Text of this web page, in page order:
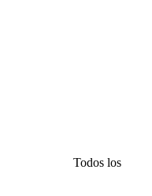
Todos los